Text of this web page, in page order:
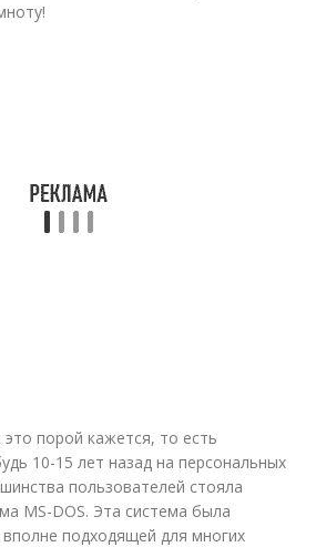
порой кажется, то есть
10-15 лет назад на персональных
пользователей стояла
MS-DOS. Эта система была
подходящей для многих